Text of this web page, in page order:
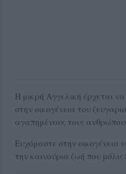
Η μικρή Αγγελική έρχεται
στην οικογένεια του
αγαπημένους τους
Ευχόμαστε στην οικογένεια
την καινούρια ζωή που μόλις